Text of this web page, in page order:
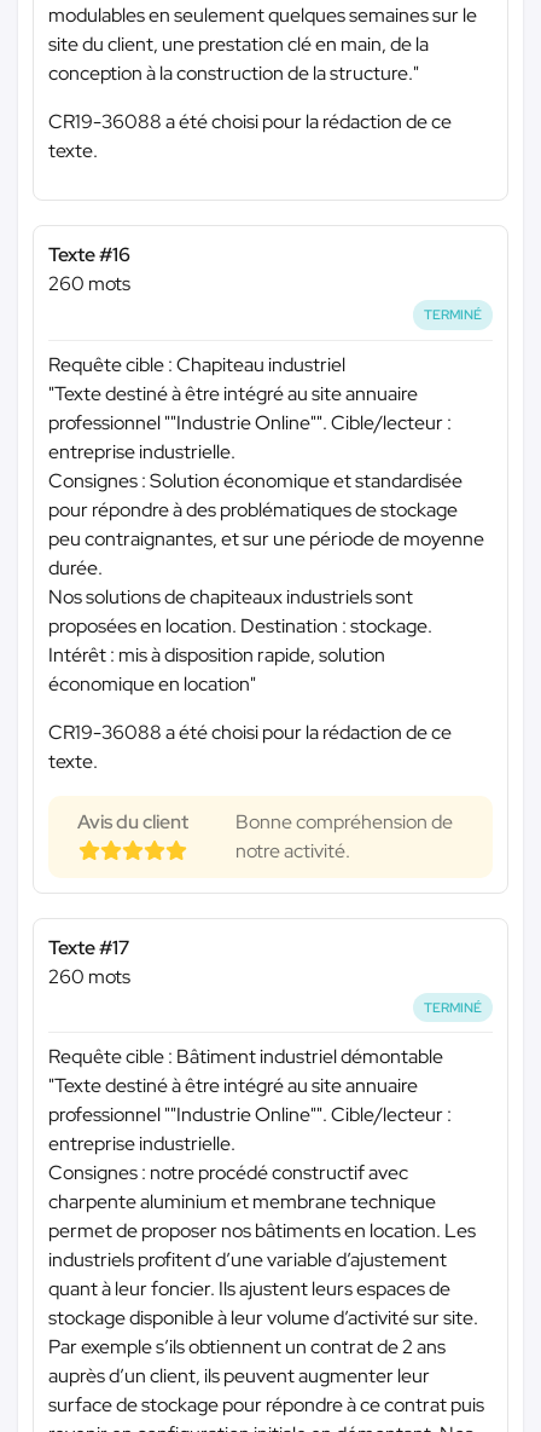
modulables en seulement quelques semaines sur le
site du client, une prestation clé en main, de la
conception à la construction de la structure."
CR19-36088 a été choisi pour la rédaction de ce
texte.
Texte #16
260 mots
TERMINÉ
Requête cible : Chapiteau industriel
"Texte destiné à être intégré au site annuaire
professionnel ""Industrie Online"". Cible/lecteur :
entreprise industrielle.
Consignes : Solution économique et standardisée
pour répondre à des problématiques de stockage
peu contraignantes, et sur une période de moyenne
durée.
Nos solutions de chapiteaux industriels sont
proposées en location. Destination : stockage.
Intérêt : mis à disposition rapide, solution
économique en location"
CR19-36088 a été choisi pour la rédaction de ce
texte.
Avis du client
Bonne compréhension de
notre activité.
Texte #17
260 mots
TERMINÉ
Requête cible : Bâtiment industriel démontable
"Texte destiné à être intégré au site annuaire
professionnel ""Industrie Online"". Cible/lecteur :
entreprise industrielle.
Consignes : notre procédé constructif avec
charpente aluminium et membrane technique
permet de proposer nos bâtiments en location. Les
industriels profitent d’une variable d’ajustement
quant à leur foncier. Ils ajustent leurs espaces de
stockage disponible à leur volume d’activité sur site.
Par exemple s’ils obtiennent un contrat de 2 ans
auprès d’un client, ils peuvent augmenter leur
surface de stockage pour répondre à ce contrat puis